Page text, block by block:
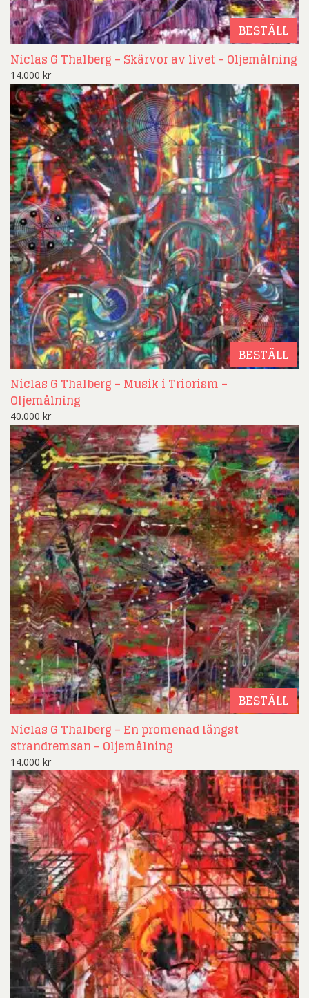
BESTÄLL
Niclas G Thalberg – Skärvor av livet – Oljemålning
14.000 kr
BESTÄLL
Niclas G Thalberg – Musik i Triorism –
Oljemålning
40.000 kr
BESTÄLL
Niclas G Thalberg – En promenad längst
strandremsan – Oljemålning
14.000 kr